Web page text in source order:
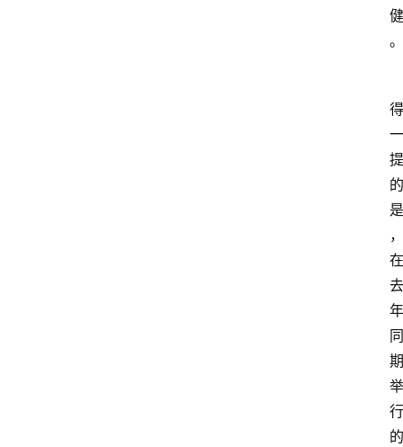
健
。
得
一
提
的
是
，
在
去
年
同
期
举
行
的